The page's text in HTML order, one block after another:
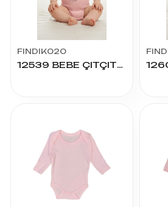
FINDIK020
12539 BEBE ÇITÇITLI BADY